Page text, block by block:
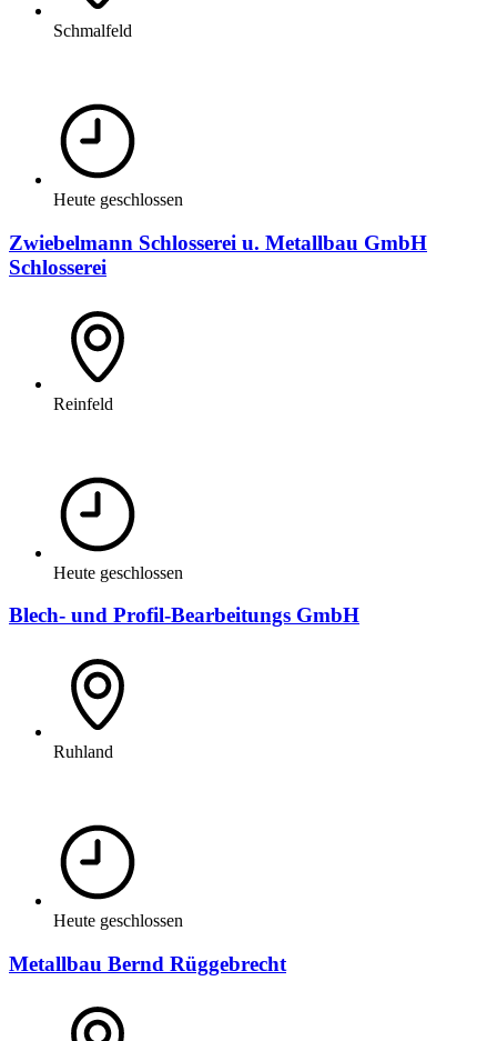
Schmalfeld
Heute geschlossen
Zwiebelmann Schlosserei u. Metallbau GmbH
Schlosserei
Reinfeld
Heute geschlossen
Blech- und Profil-Bearbeitungs GmbH
Ruhland
Heute geschlossen
Metallbau Bernd Rüggebrecht